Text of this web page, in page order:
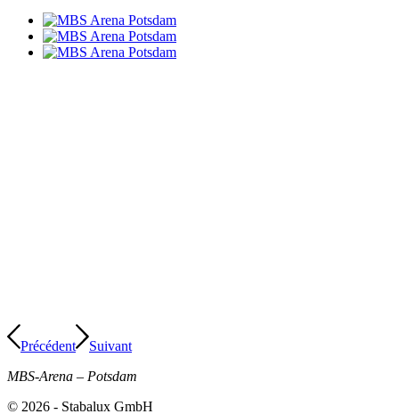
Précédent
Suivant
MBS-Arena – Potsdam
© 2026 - Stabalux GmbH